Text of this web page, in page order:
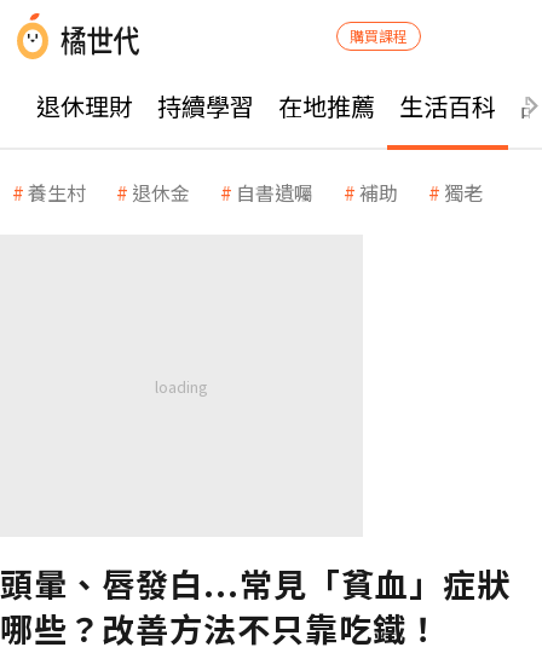
購買課程
退休理財 持續學習 在地推薦 生活百科
養生村 退休金 自書遺囑 補助 獨老
頭暈、唇發白...常見「貧血」症狀
哪些？改善方法不只靠吃鐵！